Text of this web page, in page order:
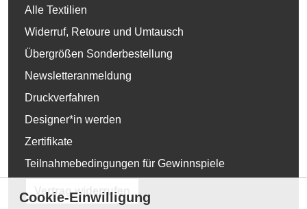
Alle Textilien
Widerruf, Retoure und Umtausch
Übergrößen Sonderbestellung
Newsletteranmeldung
Druckverfahren
Designer*in werden
Zertifikate
Teilnahmebedingungen für Gewinnspiele
Vertrag widerrufen
Cookie-Einwilligung